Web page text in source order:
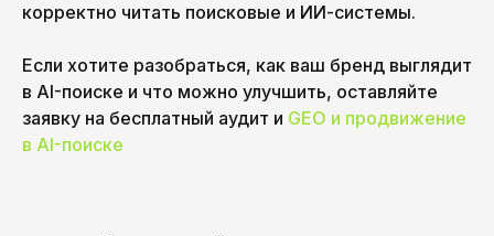
корректно читать поисковые и ИИ-системы.
Если хотите разобраться, как ваш бренд выглядит
в AI-поиске и что можно улучшить, оставляйте
заявку на бесплатный аудит и GEO и продвижение
в AI-поиске